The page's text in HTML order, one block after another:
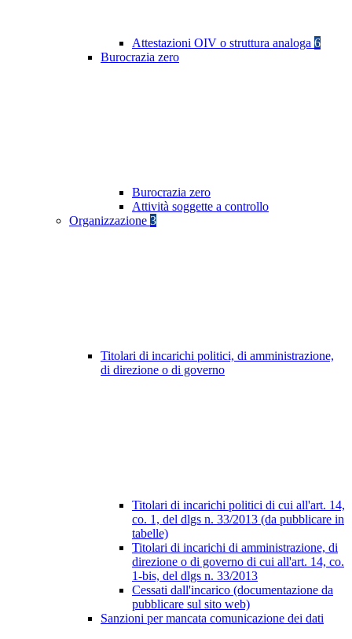
Attestazioni OIV o struttura analoga 6
Burocrazia zero
Burocrazia zero
Attività soggette a controllo
Organizzazione 3
Titolari di incarichi politici, di amministrazione,
di direzione o di governo
Titolari di incarichi politici di cui all'art. 14,
co. 1, del dlgs n. 33/2013 (da pubblicare in
tabelle)
Titolari di incarichi di amministrazione, di
direzione o di governo di cui all'art. 14, co.
1-bis, del dlgs n. 33/2013
Cessati dall'incarico (documentazione da
pubblicare sul sito web)
Sanzioni per mancata comunicazione dei dati